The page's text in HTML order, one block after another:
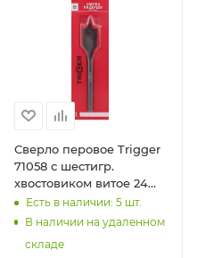
Сверло перовое Trigger
71058 с шестигр.
хвостовиком витое 24
мм, тов-173548
Есть в наличии: 5шт.
В наличии на удаленном
складе